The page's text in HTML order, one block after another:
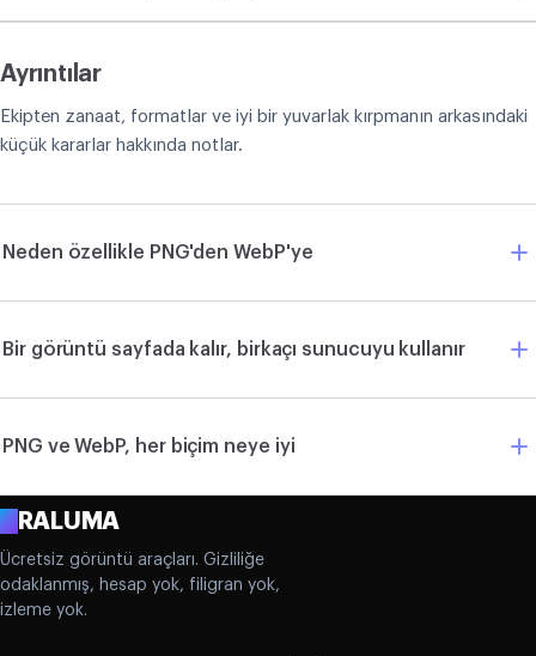
Ayrıntılar
Ekipten zanaat, formatlar ve iyi bir yuvarlak kırpmanın arkasındaki
küçük kararlar hakkında notlar.
Neden özellikle PNG'den WebP'ye
Bir görüntü sayfada kalır, birkaçı sunucuyu kullanır
PNG ve WebP, her biçim neye iyi
ARALUMA
Ücretsiz görüntü araçları. Gizliliğe
odaklanmış, hesap yok, filigran yok,
izleme yok.